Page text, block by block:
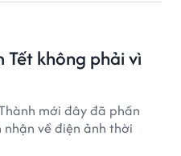
Tết không phải vì
mới đây đã phần
về điện ảnh thời